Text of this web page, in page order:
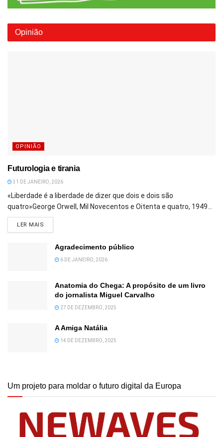
Opinião
OPINIÃO
Futurologia e tirania
31 DE JANEIRO, 2026
«Liberdade é a liberdade de dizer que dois e dois são
quatro»George Orwell, Mil Novecentos e Oitenta e quatro, 1949...
LER MAIS
Agradecimento público
6 DE JANEIRO, 2026
Anatomia do Chega: A propósito de um livro
do jornalista Miguel Carvalho
27 DE DEZEMBRO, 2025
A Amiga Natália
14 DE DEZEMBRO, 2025
Um projeto para moldar o futuro digital da Europa